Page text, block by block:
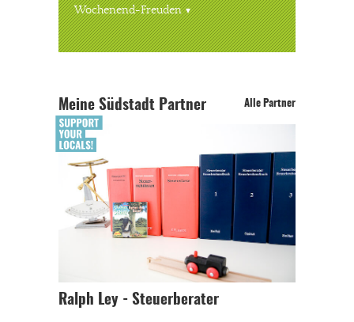
Wochenend-Freuden
Meine Südstadt Partner Alle Partner
Ralph Ley - Steuerberater